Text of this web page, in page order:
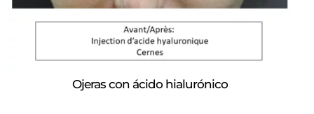
Ojeras con ácido hialurónico